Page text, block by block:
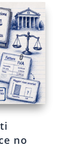
no